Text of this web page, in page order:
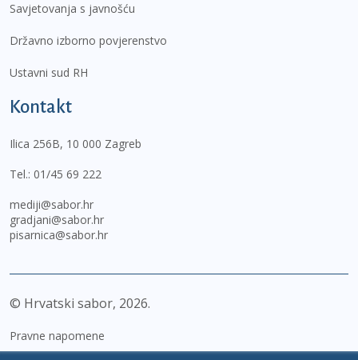
Savjetovanja s javnošću
Državno izborno povjerenstvo
Ustavni sud RH
Kontakt
Ilica 256B, 10 000 Zagreb
Tel.: 01/45 69 222
mediji@sabor.hr
gradjani@sabor.hr
pisarnica@sabor.hr
© Hrvatski sabor, 2026
Pravne napomene